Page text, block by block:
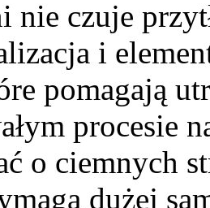
nie czuje
i
pomagają
procesie
o ciemnych
dużej